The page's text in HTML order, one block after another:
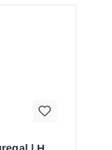
sich das
Für andere